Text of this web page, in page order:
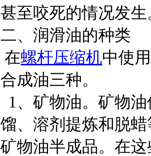
甚至咬死的情况发生
二、润滑油的种类
在螺杆压缩机中使
合成油三种。
1、矿物油。矿物
馏、溶剂提炼和脱
矿物油半成品。在